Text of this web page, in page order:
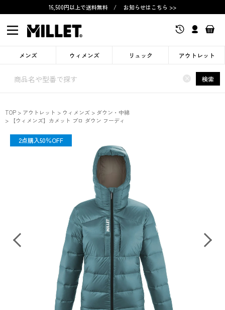
16,500円以上で送料無料 / お知らせはこちら >>
メンズ ウィメンズ リュック アウトレット
× 検索
TOP アウトレット ウィメンズ
ダウン・中綿
【ウィメンズ】カメット プロ ダウン フーディ
OUTLET
2点購入50％OFF